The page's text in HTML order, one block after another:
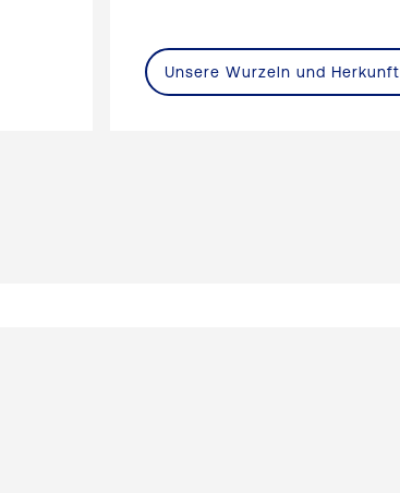
Unsere Wurzeln und Herkunft